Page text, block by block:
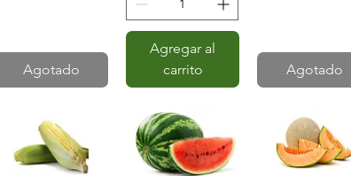
Agotado
Agregar al
carrito
Agotado